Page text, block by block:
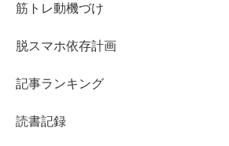
筋トレ動機づけ
脱スマホ依存計画
記事ランキング
読書記録